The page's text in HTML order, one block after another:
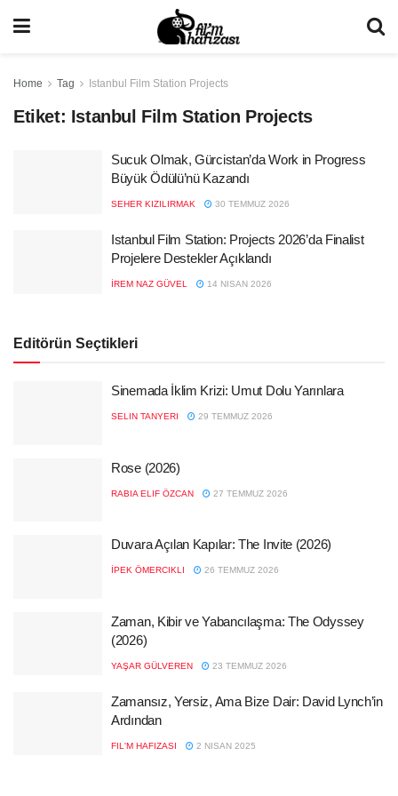
Home Tag Istanbul Film Station Projects
Etiket: Istanbul Film Station Projects
Sucuk Olmak, Gürcistan’da Work in Progress
Büyük Ödülü’nü Kazandı
SEHER KIZILIRMAK 30 TEMMUZ 2026
Istanbul Film Station: Projects 2026’da Finalist
Projelere Destekler Açıklandı
İREM NAZ GÜVEL 14 NISAN 2026
Editörün Seçtikleri
Sinemada İklim Krizi: Umut Dolu Yarınlara
SELIN TANYERI 29 TEMMUZ 2026
Rose (2026)
RABIA ELIF ÖZCAN 27 TEMMUZ 2026
Duvara Açılan Kapılar: The Invite (2026)
İPEK ÖMERCIKLI 26 TEMMUZ 2026
Zaman, Kibir ve Yabancılaşma: The Odyssey
(2026)
YAŞAR GÜLVEREN 23 TEMMUZ 2026
Zamansız, Yersiz, Ama Bize Dair: David Lynch’in
Ardından
FIL'M HAFIZASI 2 NISAN 2025